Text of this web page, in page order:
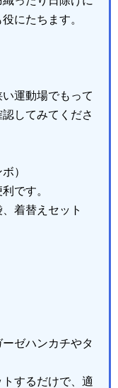
にたちます。
運動場でもって
してみてくださ
）
です。
着替えセット
ゼハンカチやタ
するだけで、適